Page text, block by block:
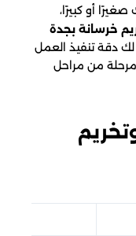
أو كبيرًا،
خرسانة بجدة
دقة تنفيذ العمل
من مراحل